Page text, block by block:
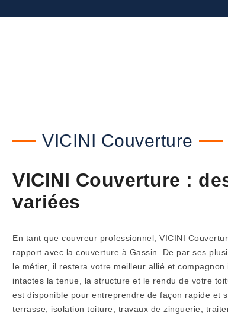
VICINI Couverture
VICINI Couverture :
variées
En tant que couvreur professionnel, VICINI
rapport avec la couverture à Gassin. De par ses
le métier, il restera votre meilleur allié et
intactes la tenue, la structure et le rendu de votre
est disponible pour entreprendre de façon rapide et
terrasse, isolation toiture, travaux de zinguerie,